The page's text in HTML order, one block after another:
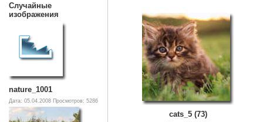
Случайные
изображения
nature_1001
Дата: 05.04.2008 Просмотров: 5286
cats_5 (73)